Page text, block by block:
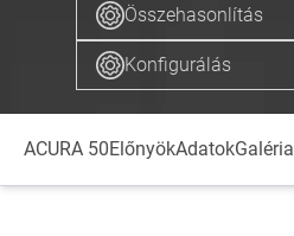
Összehasonlítás
Konfigurálás
ACURA 50ElőnyökAdatokGaléria